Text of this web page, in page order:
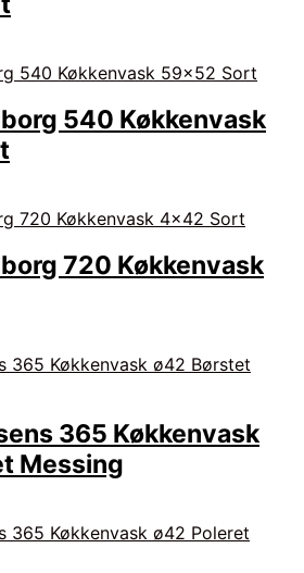
540 Køkkenvask
720 Køkkenvask
365 Køkkenvask
Messing